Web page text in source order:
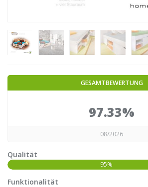
GESAMTBEWERTUNG
97.33%
08/2026
Qualität
95%
Funktionalität